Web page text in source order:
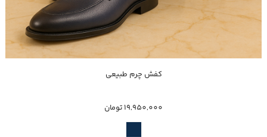
ناموجود
کفش چرم طبیعی
19,950,000 تومان